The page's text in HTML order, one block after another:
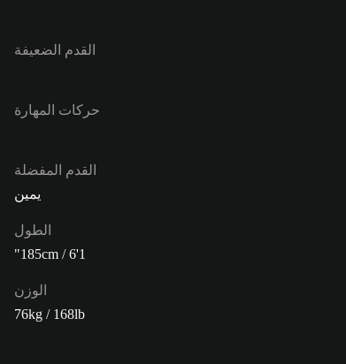
القدم الضعيفة
حركات المهارة
القدم المفضلة
يمين
الطول
185cm / 6'1"
الوزن
76kg / 168lb